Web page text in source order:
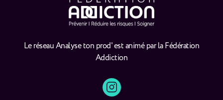
Le réseau Analyse ton prod' est animé par la Fédération
Addiction